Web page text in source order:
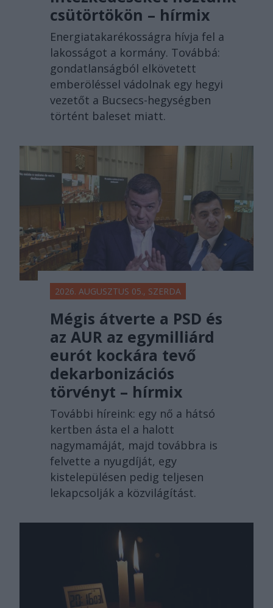
csütörtökön – hírmix
Energiatakarékosságra hívja fel a
lakosságot a kormány. Továbbá:
gondatlanságból elkövetett
emberöléssel vádolnak egy hegyi
vezetőt a Bucsecs-hegységben
történt baleset miatt.
2026. AUGUSZTUS 05., SZERDA
Mégis átverte a PSD és
az AUR az egymilliárd
eurót kockára tevő
dekarbonizációs
törvényt – hírmix
További híreink: egy nő a hátsó
kertben ásta el a halott
nagymamáját, majd továbbra is
felvette a nyugdíját, egy
kistelepülésen pedig teljesen
lekapcsolják a közvilágítást.